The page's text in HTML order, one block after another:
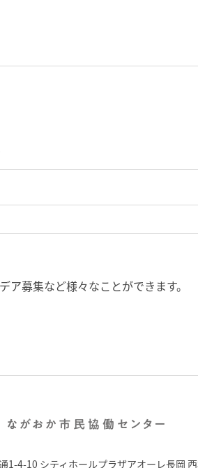
募集など様々なことができます。
1-4-10 シティホールプラザアオーレ長岡